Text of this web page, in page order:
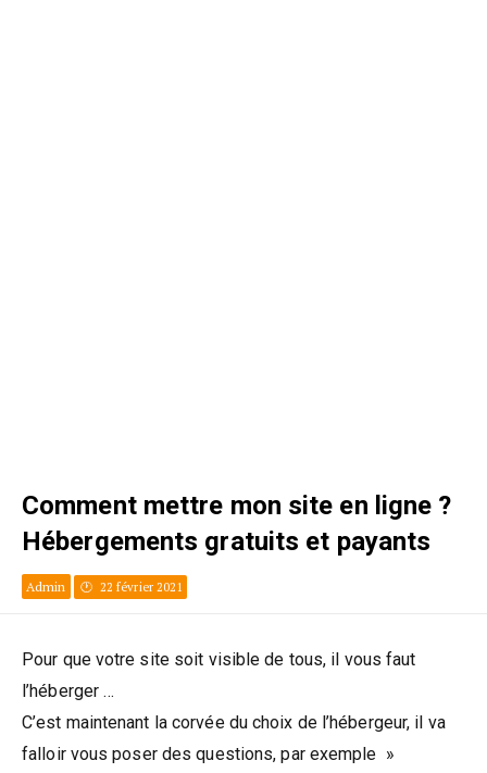
Comment mettre mon site en ligne ?
Hébergements gratuits et payants
Admin 22 février 2021
Pour que votre site soit visible de tous, il vous faut
l’héberger …
C’est maintenant la corvée du choix de l’hébergeur, il va
falloir vous poser des questions, par exemple »